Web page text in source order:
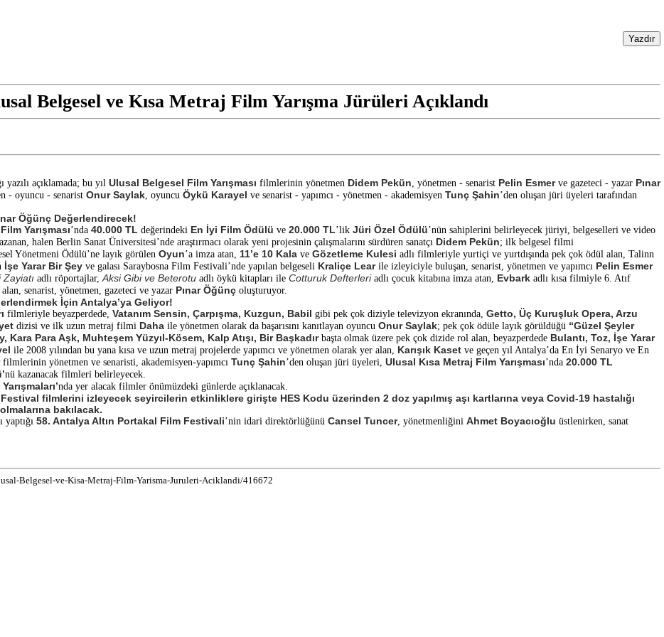
Belgesel ve Kısa Metraj Film Yarışma Jürüleri Açıklandı
yazılı açıklamada; bu yıl Ulusal Belgesel Film Yarışması filmlerinin yönetmen Didem Pekün , yönetmen - senarist Pelin Esmerve gazeteci - yazar Pınar
- oyuncu - senarist Onur Saylak , oyuncu Öykü Karayel ve senarist - yapımcı - yönetmen - akademisyen Tunç Şahin’den oluşan jüri üyeleri tarafından
Öğünç Değerlendirecek!
Yarışması’nda 40.000 TL değerindeki En İyi Film Ödülü ve 20.000 TL’lik Jüri Özel Ödülü’nün sahiplerini belirleyecek jüriyi, belgeselleri ve video
halen Berlin Sanat Üniversitesi’nde araştırmacı olarak yeni projesinin çalışmalarını sürdüren sanatçı Didem Pekün; ilk belgesel filmi
Yönetmeni Ödülü’ne layık görülen Oyun’a imza atan, 11’e 10 Kala ve Gözetleme Kulesi adlı filmleriyle yurtiçi ve yurtdışında pek çok ödül alan, Talinn
İşe Yarar Bir Şey ve galası Saraybosna Film Festivali’nde yapılan belgeseli Kraliçe Lear ile izleyiciyle buluşan, senarist, yönetmen ve yapımcı Pelin Esmer
adlı röportajlar, Aksi Gibi ve Beterotu adlı öykü kitapları ile Cotturuk Defterleriadlı çocuk kitabına imza atan, Evbark adlı kısa filmiyle 6. Atıf
senarist, yönetmen, gazeteci ve yazar Pınar Öğünç oluşturuyor.
İçin Antalya’ya Geliyor!
filmleriyle beyazperdede, Vatanım Sensin, Çarpışma, Kuzgun, Babil gibi pek çok diziyle televizyon ekranında, Getto, Üç Kuruşluk Opera, Arzu
dizisi ve ilk uzun metraj filmi Daha ile yönetmen olarak da başarısını kanıtlayan oyuncu Onur Saylak; pek çok ödüle layık görüldüğü “Güzel Şeyler
Kara Para Aşk, Muhteşem Yüzyıl-Kösem, Kalp Atışı, Bir Başkadırbaşta olmak üzere pek çok dizide rol alan, beyazperdede Bulantı, Toz, İşe Yarar
ile 2008 yılından bu yana kısa ve uzun metraj projelerde yapımcı ve yönetmen olarak yer alan, Karışık Kaset ve geçen yıl Antalya’da En İyi Senaryo ve En
filmlerinin yönetmen ve senaristi, akademisyen-yapımcı Tunç Şahin’den oluşan jüri üyeleri, Ulusal Kısa Metraj Film Yarışması’nda 20.000 TL
nü kazanacak filmleri belirleyecek.
nda yer alacak filmler önümüzdeki günlerde açıklanacak.
filmlerini izleyecek seyircilerin etkinliklere girişte HES Kodu üzerinden 2 doz yapılmış aşı kartlarına veya Covid-19 hastalığı
bakılacak.
yaptığı 58. Antalya Altın Portakal Film Festivali’nin idari direktörlüğünü Cansel Tuncer, yönetmenliğini Ahmet Boyacıoğlu üstlenirken, sanat
Belgesel-ve-Kisa-Metraj-Film-Yarisma-Juruleri-Aciklandi/416672